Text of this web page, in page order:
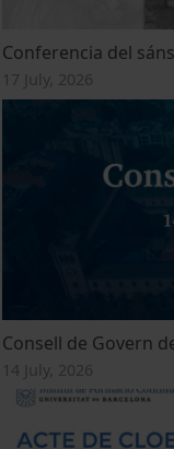
Conferencia del
17 July, 2026
Consell de Govern
14 July, 2026